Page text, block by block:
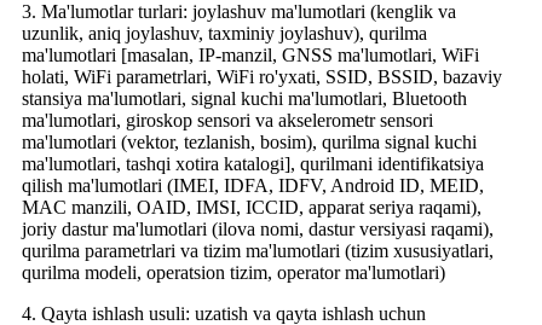
3. Ma'lumotlar turlari: joylashuv ma'lumotlari (kenglik va
uzunlik, aniq joylashuv, taxminiy joylashuv), qurilma
ma'lumotlari [masalan, IP-manzil, GNSS ma'lumotlari, WiFi
holati, WiFi parametrlari, WiFi ro'yxati, SSID, BSSID, bazaviy
stansiya ma'lumotlari, signal kuchi ma'lumotlari, Bluetooth
ma'lumotlari, giroskop sensori va akselerometr sensori
ma'lumotlari (vektor, tezlanish, bosim), qurilma signal kuchi
ma'lumotlari, tashqi xotira katalogi], qurilmani identifikatsiya
qilish ma'lumotlari (IMEI, IDFA, IDFV, Android ID, MEID,
MAC manzili, OAID, IMSI, ICCID, apparat seriya raqami),
joriy dastur ma'lumotlari (ilova nomi, dastur versiyasi raqami),
qurilma parametrlari va tizim ma'lumotlari (tizim xususiyatlari,
qurilma modeli, operatsion tizim, operator ma'lumotlari)
4. Qayta ishlash usuli: uzatish va qayta ishlash uchun